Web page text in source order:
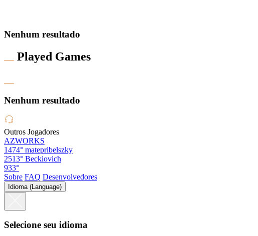
Nenhum resultado
Played Games
Nenhum resultado
Outros Jogadores
AZWORKS
1474° matepribelszky
2513° Beckiovich
933°
Sobre FAQ Desenvolvedores
Idioma (Language)
Selecione seu idioma